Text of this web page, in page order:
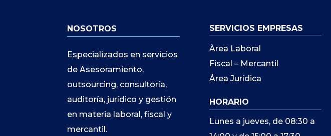
NOSOTROS
Especializados en servicios
de Asesoramiento,
outsourcing, consultoría,
auditoría, jurídico y gestión
en materia laboral, fiscal y
mercantil.
SERVICIOS EMPRESAS
Àrea Laboral
Fiscal – Mercantil
Área Jurídica
HORARIO
Lunes a jueves, de 08:30 a